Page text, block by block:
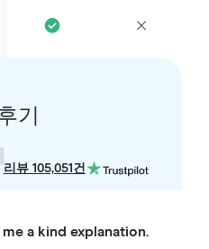
기
리뷰 105,051건
me a kind explanation.